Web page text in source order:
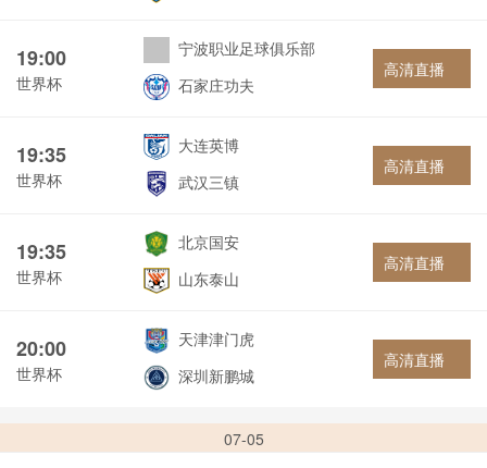
19:00
世界杯
宁波职业足球俱乐部
石家庄功夫
高清直播
19:35
世界杯
大连英博
武汉三镇
高清直播
19:35
世界杯
北京国安
山东泰山
高清直播
20:00
世界杯
天津津门虎
深圳新鹏城
高清直播
07-05